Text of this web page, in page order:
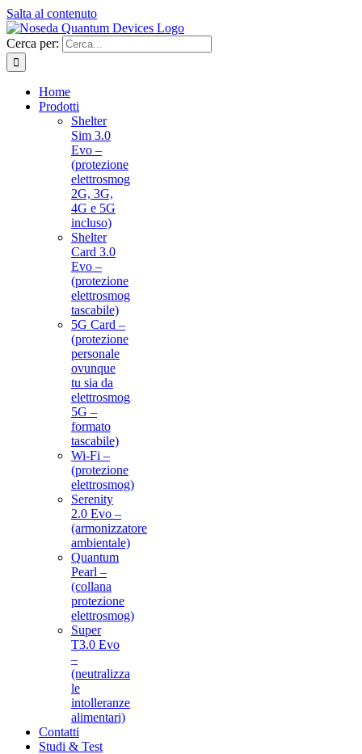
Salta al contenuto
Cerca per:
Home
Prodotti
Shelter
Sim 3.0
Evo –
(protezione
elettrosmog
2G, 3G,
4G e 5G
incluso)
Shelter
Card 3.0
Evo –
(protezione
elettrosmog
tascabile)
5G Card –
(protezione
personale
ovunque
tu sia da
elettrosmog
5G –
formato
tascabile)
Wi-Fi –
(protezione
elettrosmog)
Serenity
2.0 Evo –
(armonizzatore
ambientale)
Quantum
Pearl –
(collana
protezione
elettrosmog)
Super
T3.0 Evo
–
(neutralizza
le
intolleranze
alimentari)
Contatti
Studi & Test